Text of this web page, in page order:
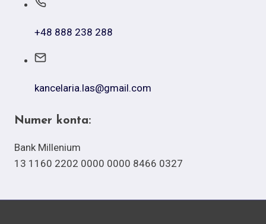
+48 888 238 288
kancelaria.las@gmail.com
Numer konta:
Bank Millenium
13 1160 2202 0000 0000 8466 0327